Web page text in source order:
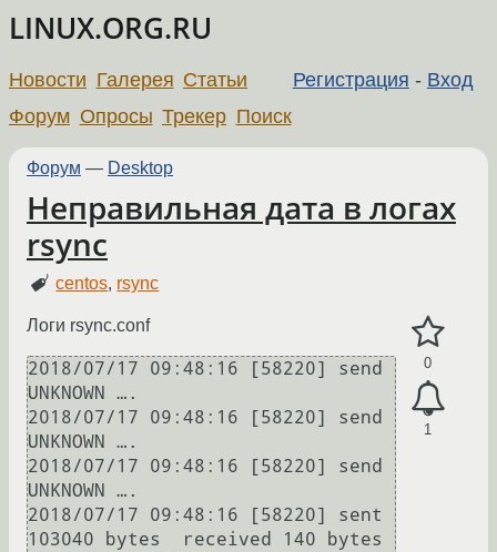
LINUX.ORG.RU
Регистрация - Вход
Новости Галерея Статьи
Форум Опросы Трекер Поиск
Форум — Desktop
Неправильная дата в логах
rsync
centos, rsync
0
1
Логи rsync.conf
2018/07/17 09:48:16 [58220] send
UNKNOWN ….
2018/07/17 09:48:16 [58220] send
UNKNOWN ….
2018/07/17 09:48:16 [58220] send
UNKNOWN ….
2018/07/17 09:48:16 [58220] sent
103040 bytes  received 140 bytes